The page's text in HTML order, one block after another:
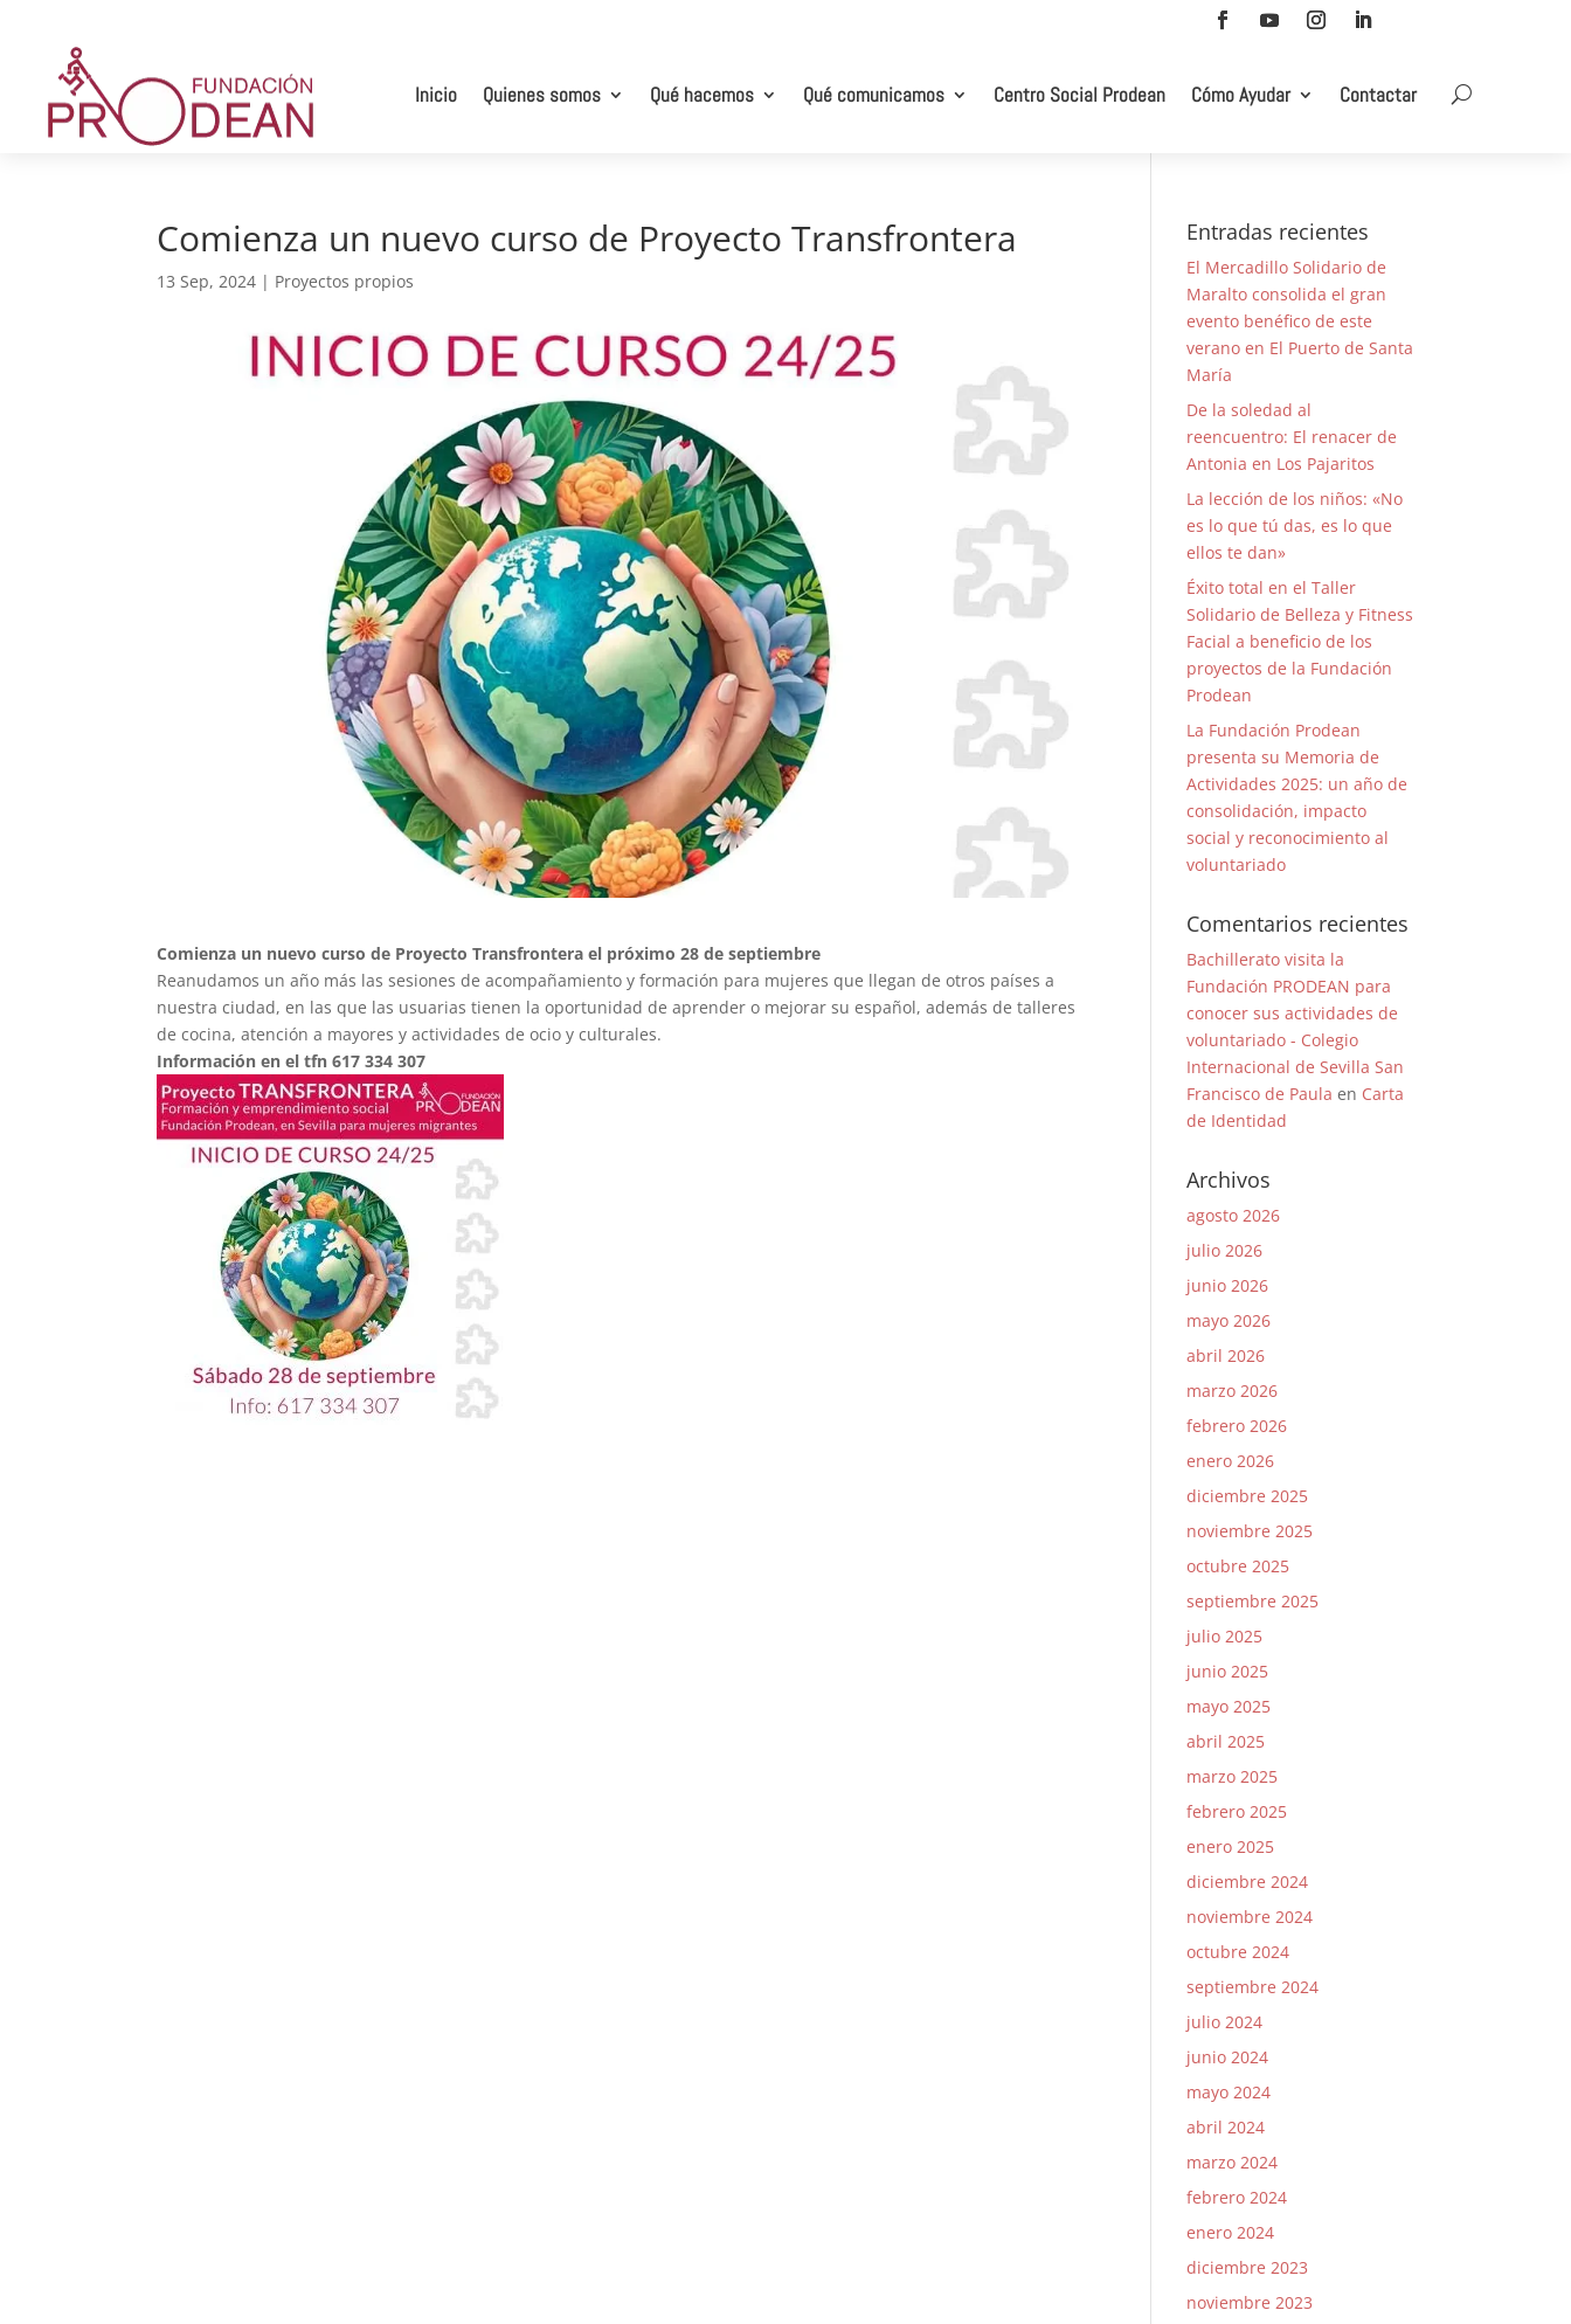
Inicio Quienes somos Qué hacemos Qué comunicamos Centro Social Prodean Cómo Ayudar Contactar
Comienza un nuevo curso de Proyecto Transfrontera
13 Sep, 2024 | Proyectos propios
Comienza un nuevo curso de Proyecto Transfrontera el próximo 28 de septiembre
Reanudamos un año más las sesiones de acompañamiento y formación para mujeres que llegan de otros países a
nuestra ciudad, en las que las usuarias tienen la oportunidad de aprender o mejorar su español, además de talleres
de cocina, atención a mayores y actividades de ocio y culturales.
Información en el tfn 617 334 307
Entradas recientes
El Mercadillo Solidario de
Maralto consolida el gran
evento benéfico de este
verano en El Puerto de Santa
María
De la soledad al
reencuentro: El renacer de
Antonia en Los Pajaritos
La lección de los niños: «No
es lo que tú das, es lo que
ellos te dan»
Éxito total en el Taller
Solidario de Belleza y Fitness
Facial a beneficio de los
proyectos de la Fundación
Prodean
La Fundación Prodean
presenta su Memoria de
Actividades 2025: un año de
consolidación, impacto
social y reconocimiento al
voluntariado
Comentarios recientes
Bachillerato visita la
Fundación PRODEAN para
conocer sus actividades de
voluntariado - Colegio
Internacional de Sevilla San
Francisco de Paula en Carta
de Identidad
Archivos
agosto 2026
julio 2026
junio 2026
mayo 2026
abril 2026
marzo 2026
febrero 2026
enero 2026
diciembre 2025
noviembre 2025
octubre 2025
septiembre 2025
julio 2025
junio 2025
mayo 2025
abril 2025
marzo 2025
febrero 2025
enero 2025
diciembre 2024
noviembre 2024
octubre 2024
septiembre 2024
julio 2024
junio 2024
mayo 2024
abril 2024
marzo 2024
febrero 2024
enero 2024
diciembre 2023
noviembre 2023